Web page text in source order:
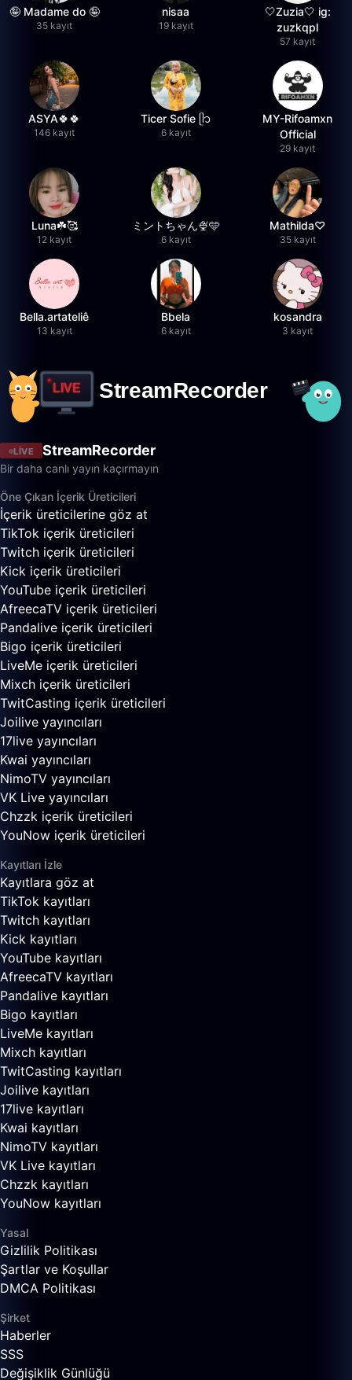
🤪 Madame do 🤪
35 kayıt
nisaa
19 kayıt
🤍Zuzia🤍 ig:
zuzkqpl
57 kayıt
ASYA🍀🍀
146 kayıt
Ticer Sofie ᥫ᭡
6 kayıt
MY-Rifoamxn
Official
29 kayıt
Luna☘️🥰
12 kayıt
ミントちゃん🍨🩵
6 kayıt
Mathilda♡︎
35 kayıt
Bella.artateliê
13 kayıt
Bbela
6 kayıt
kosandra
3 kayıt
LIVE StreamRecorder
Bir daha canlı yayın kaçırmayın
Öne Çıkan İçerik Üreticileri
İçerik üreticilerine göz at
TikTok içerik üreticileri
Twitch içerik üreticileri
Kick içerik üreticileri
YouTube içerik üreticileri
AfreecaTV içerik üreticileri
Pandalive içerik üreticileri
Bigo içerik üreticileri
LiveMe içerik üreticileri
Mixch içerik üreticileri
TwitCasting içerik üreticileri
Joilive yayıncıları
17live yayıncıları
Kwai yayıncıları
NimoTV yayıncıları
VK Live yayıncıları
Chzzk içerik üreticileri
YouNow içerik üreticileri
Kayıtları İzle
Kayıtlara göz at
TikTok kayıtları
Twitch kayıtları
Kick kayıtları
YouTube kayıtları
AfreecaTV kayıtları
Pandalive kayıtları
Bigo kayıtları
LiveMe kayıtları
Mixch kayıtları
TwitCasting kayıtları
Joilive kayıtları
17live kayıtları
Kwai kayıtları
NimoTV kayıtları
VK Live kayıtları
Chzzk kayıtları
YouNow kayıtları
Yasal
Gizlilik Politikası
Şartlar ve Koşullar
DMCA Politikası
Şirket
Haberler
SSS
Değişiklik Günlüğü